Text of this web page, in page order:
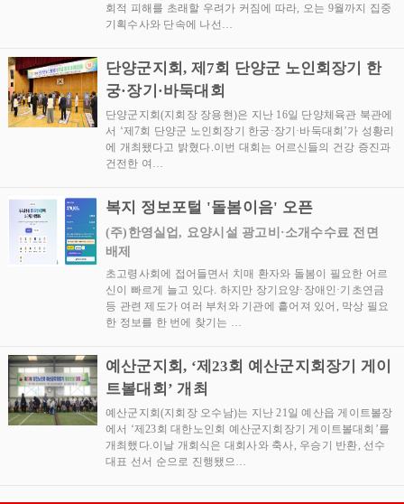
회적 피해를 초래할 우려가 커짐에 따라, 오는 9월까지 집중
기획수사와 단속에 나선…
단양군지회, 제7회 단양군 노인회장기 한
궁·장기·바둑대회
단양군지회(지회장 장용현)은 지난 16일 단양체육관 북관에
서 ‘제7회 단양군 노인회장기 한궁·장기·바둑대회’가 성황리
에 개최됐다고 밝혔다.이번 대회는 어르신들의 건강 증진과
건전한 여…
복지 정보포털 '돌봄이음' 오픈
(주)한영실업, 요양시설 광고비·소개수수료 전면
배제
초고령사회에 접어들면서 치매 환자와 돌봄이 필요한 어르
신이 빠르게 늘고 있다. 하지만 장기요양·장애인·기초연금
등 관련 제도가 여러 부처와 기관에 흩어져 있어, 막상 필요
한 정보를 한 번에 찾기는 …
예산군지회, ‘제23회 예산군지회장기 게이
트볼대회’ 개최
예산군지회(지회장 오수남)는 지난 21일 예산읍 게이트볼장
에서 ‘제23회 대한노인회 예산군지회장기 게이트볼대회’를
개최했다.이날 개회식은 대회사와 축사, 우승기 반환, 선수
대표 선서 순으로 진행됐으…